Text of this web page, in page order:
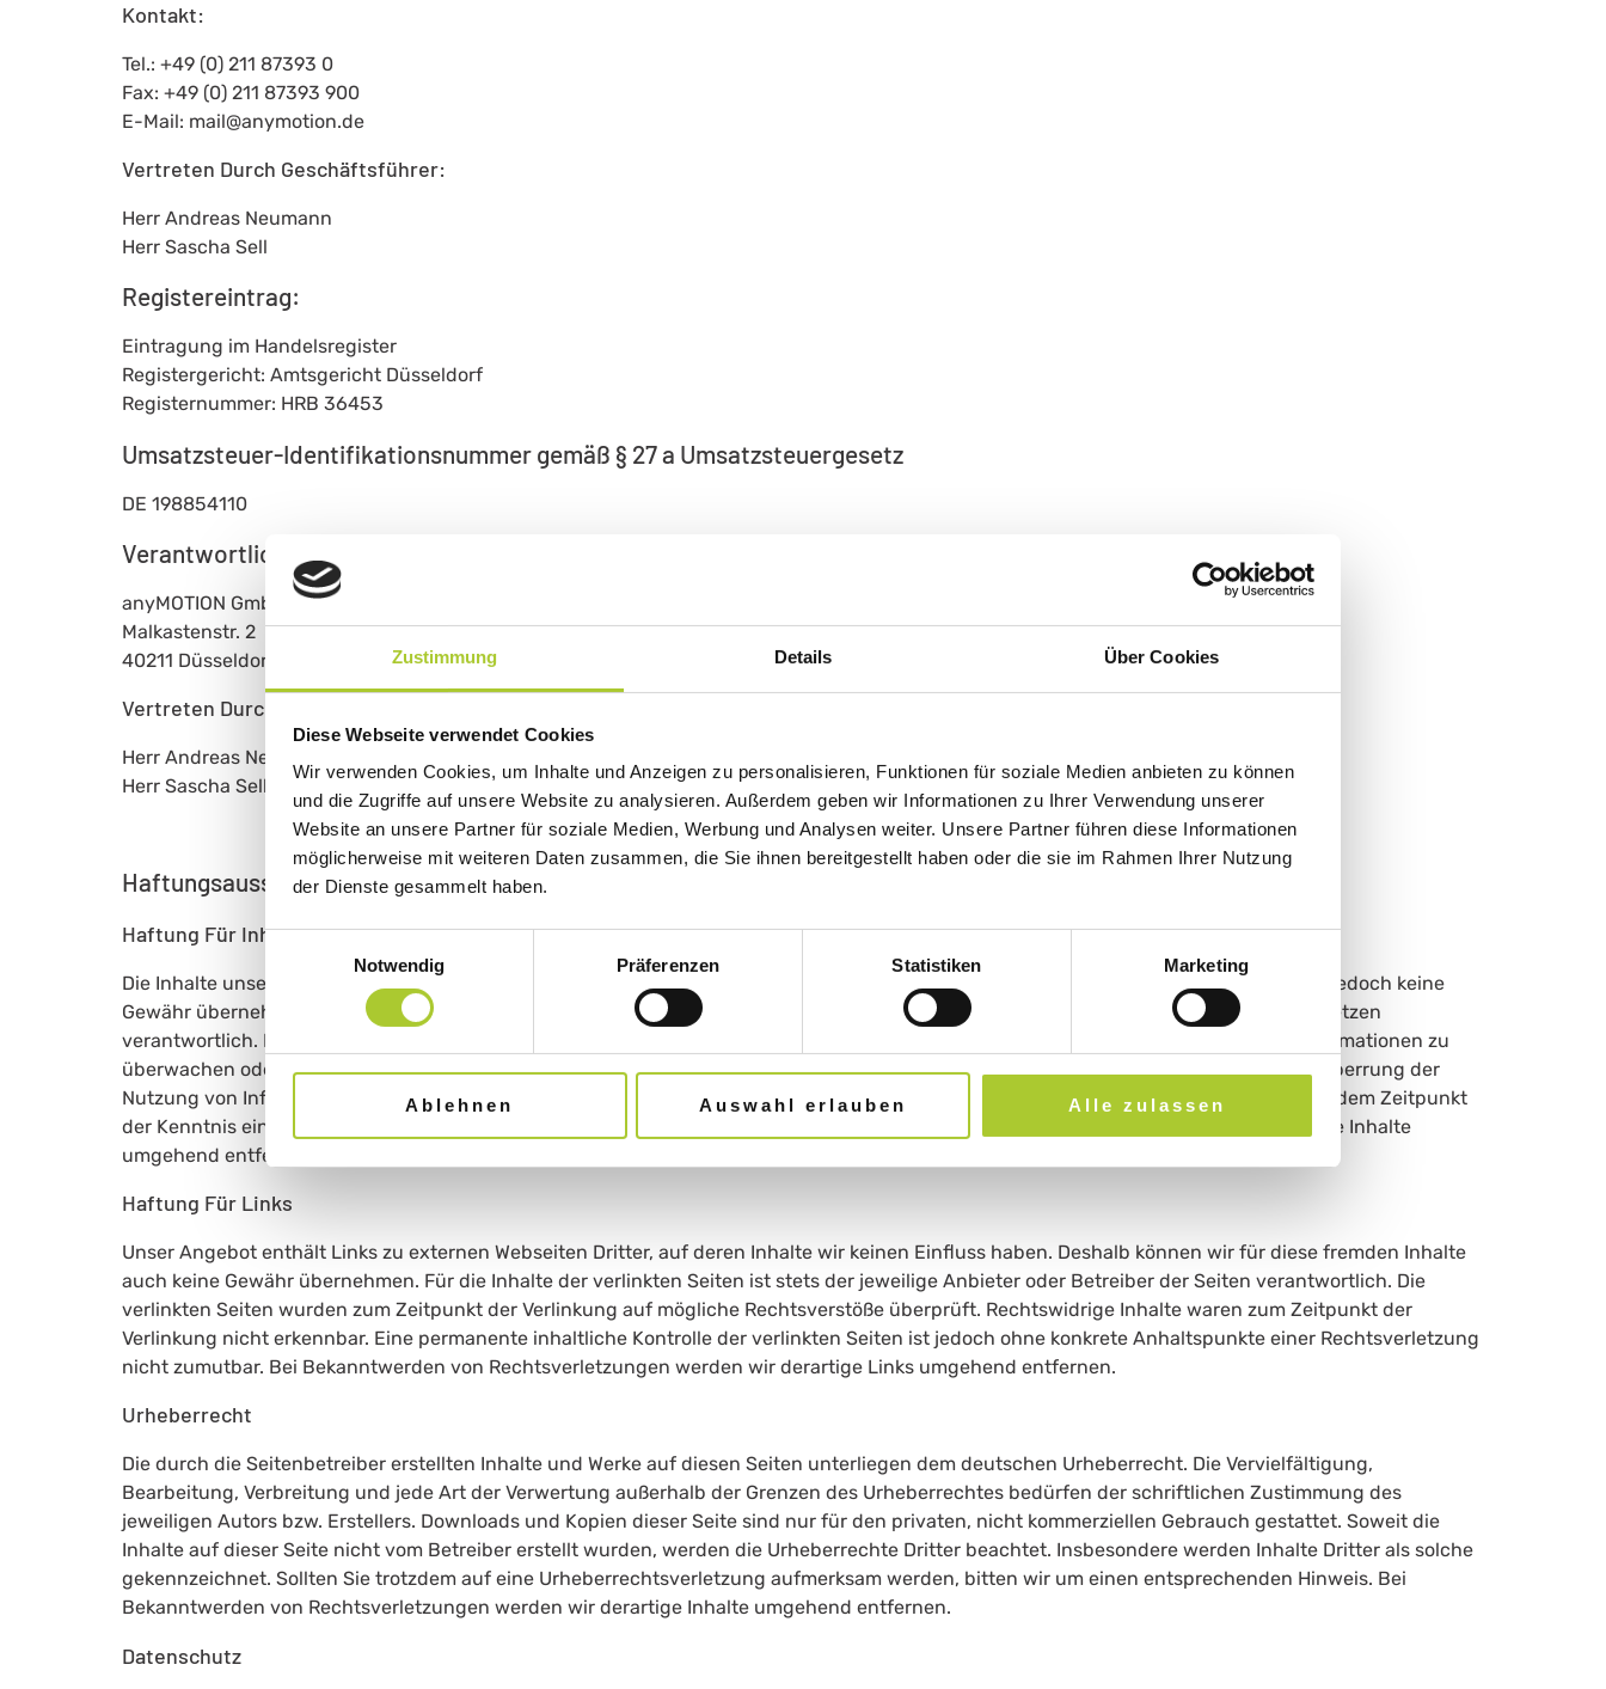
Zustimmung Details Über Cookies
Diese Webseite verwendet Cookies
Wir verwenden Cookies, um Inhalte und Anzeigen zu personalisieren, Funktionen für soziale Medien anbieten zu können
und die Zugriffe auf unsere Website zu analysieren. Außerdem geben wir Informationen zu Ihrer Verwendung unserer
Website an unsere Partner für soziale Medien, Werbung und Analysen weiter. Unsere Partner führen diese Informationen
möglicherweise mit weiteren Daten zusammen, die Sie ihnen bereitgestellt haben oder die sie im Rahmen Ihrer Nutzung
der Dienste gesammelt haben.
Notwendig
Präferenzen Statistiken Marketing
Ablehnen Auswahl erlauben Alle zulassen
Kontakt:
Tel.: +49 (0) 211 87393 0
Fax: +49 (0) 211 87393 900
E-Mail: mail@anymotion.de
Vertreten Durch Geschäftsführer:
Herr Andreas Neumann
Herr Sascha Sell
Registereintrag:
Eintragung im Handelsregister
Registergericht: Amtsgericht Düsseldorf
Registernummer: HRB 36453
Umsatzsteuer-Identifikationsnummer gemäß § 27 a Umsatzsteuergesetz
DE 198854110
Verantwortlicher für journalistisch-redaktionelle Inhalte gem. § 18 Abs. 2 MStV:
anyMOTION GmbH
Malkastenstr. 2
40211 Düsseldorf
Vertreten Durch Geschäftsführer:
Herr Andreas Neumann
Herr Sascha Sell
Haftungsausschluss
Haftung Für Inhalte
Die Inhalte unserer Seiten wurden mit größter Sorgfalt erstellt. Für die Richtigkeit, Vollständigkeit und Aktualität der Inhalte können wir jedoch keine
Gewähr übernehmen. Als Diensteanbieter sind wir gemäß § 7 Abs.1 TMG für eigene Inhalte auf diesen Seiten nach den allgemeinen Gesetzen
verantwortlich. Nach §§ 8 bis 10 TMG sind wir als Diensteanbieter jedoch nicht verpflichtet, übermittelte oder gespeicherte fremde Informationen zu
überwachen oder nach Umständen zu forschen, die auf eine rechtswidrige Tätigkeit hinweisen. Verpflichtungen zur Entfernung oder Sperrung der
Nutzung von Informationen nach den allgemeinen Gesetzen bleiben hiervon unberührt. Eine diesbezügliche Haftung ist jedoch erst ab dem Zeitpunkt
der Kenntnis einer konkreten Rechtsverletzung möglich. Bei Bekanntwerden von entsprechenden Rechtsverletzungen werden wir diese Inhalte
umgehend entfernen.
Haftung Für Links
Unser Angebot enthält Links zu externen Webseiten Dritter, auf deren Inhalte wir keinen Einfluss haben. Deshalb können wir für diese fremden Inhalte
auch keine Gewähr übernehmen. Für die Inhalte der verlinkten Seiten ist stets der jeweilige Anbieter oder Betreiber der Seiten verantwortlich. Die
verlinkten Seiten wurden zum Zeitpunkt der Verlinkung auf mögliche Rechtsverstöße überprüft. Rechtswidrige Inhalte waren zum Zeitpunkt der
Verlinkung nicht erkennbar. Eine permanente inhaltliche Kontrolle der verlinkten Seiten ist jedoch ohne konkrete Anhaltspunkte einer Rechtsverletzung
nicht zumutbar. Bei Bekanntwerden von Rechtsverletzungen werden wir derartige Links umgehend entfernen.
Urheberrecht
Die durch die Seitenbetreiber erstellten Inhalte und Werke auf diesen Seiten unterliegen dem deutschen Urheberrecht. Die Vervielfältigung,
Bearbeitung, Verbreitung und jede Art der Verwertung außerhalb der Grenzen des Urheberrechtes bedürfen der schriftlichen Zustimmung des
jeweiligen Autors bzw. Erstellers. Downloads und Kopien dieser Seite sind nur für den privaten, nicht kommerziellen Gebrauch gestattet. Soweit die
Inhalte auf dieser Seite nicht vom Betreiber erstellt wurden, werden die Urheberrechte Dritter beachtet. Insbesondere werden Inhalte Dritter als solche
gekennzeichnet. Sollten Sie trotzdem auf eine Urheberrechtsverletzung aufmerksam werden, bitten wir um einen entsprechenden Hinweis. Bei
Bekanntwerden von Rechtsverletzungen werden wir derartige Inhalte umgehend entfernen.
Datenschutz